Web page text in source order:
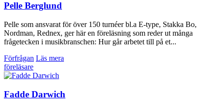
Pelle Berglund
Pelle som ansvarat för över 150 turnéer bl.a E-type, Stakka Bo,
Nordman, Rednex, ger här en föreläsning som reder ut många
frågetecken i musikbranschen: Hur går arbetet till på et...
Förfrågan Läs mera
föreläsare
Fadde Darwich